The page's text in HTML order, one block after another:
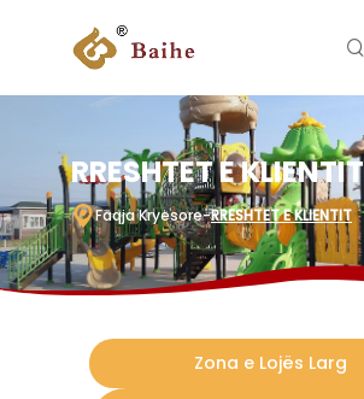
RRESHTET E KLIENTIT
Faqja Kryesore-RRESHTET E KLIENTIT
Zona e Lojës Larg